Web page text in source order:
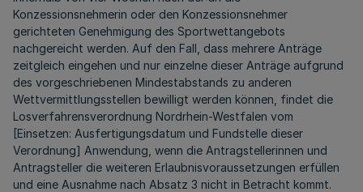
Konzessionsnehmerin oder den Konzessionsnehmer
gerichteten Genehmigung des Sportwettangebots
nachgereicht werden. Auf den Fall, dass mehrere Anträge
zeitgleich eingehen und nur einzelne dieser Anträge aufgrund
des vorgeschriebenen Mindestabstands zu anderen
Wettvermittlungsstellen bewilligt werden können, findet die
Losverfahrensverordnung Nordrhein-Westfalen vom
[Einsetzen: Ausfertigungsdatum und Fundstelle dieser
Verordnung] Anwendung, wenn die Antragstellerinnen und
Antragsteller die weiteren Erlaubnisvoraussetzungen erfüllen
und eine Ausnahme nach Absatz 3 nicht in Betracht kommt.